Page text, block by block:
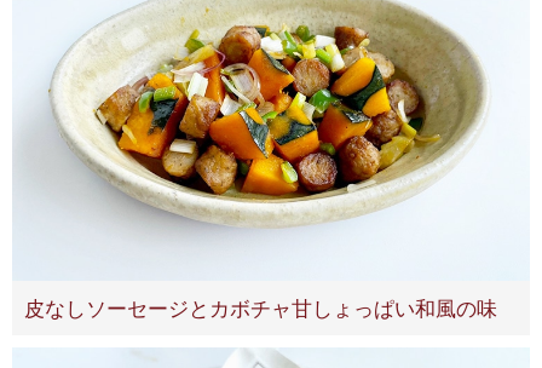
皮なしソーセージとカボチャ甘しょっぱい和風の味